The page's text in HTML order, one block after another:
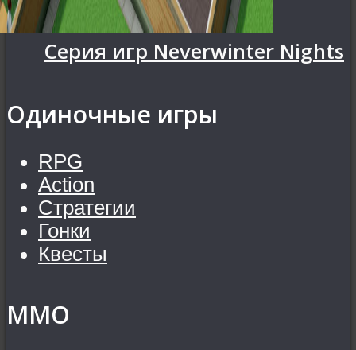
Серия игр Neverwinter Nights
Одиночные игры
RPG
Action
Стратегии
Гонки
Квесты
MMO